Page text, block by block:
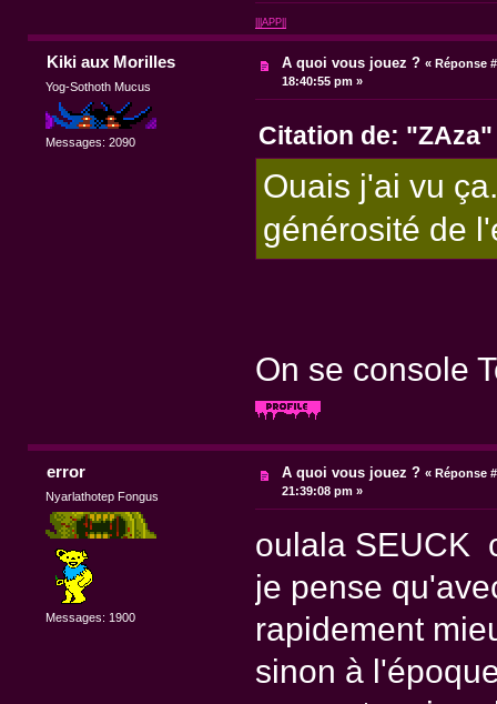
|||APP||
Kiki aux Morilles
Yog-Sothoth Mucus
Messages: 2090
A quoi vous jouez ? «Réponse
18:40:55 pm »
Citation de: "ZAza"
Ouais j'ai vu
générosité de
On se console
error
Nyarlathotep Fongus
Messages: 1900
A quoi vous jouez ? «Réponse
21:39:08 pm »
oulala SEUCK
je pense
rapidement
sinon à